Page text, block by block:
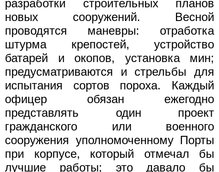
разработки строительных планов
новых сооружений. Весной
проводятся маневры: отработка
штурма крепостей, устройство
батарей и окопов, установка мин;
предусматриваются и стрельбы для
испытания сортов пороха. Каждый
офицер обязан ежегодно
представлять один проект
гражданского или военного
сооружения уполномоченному Порты
при корпусе, который отмечал бы
лучшие работы; это давало бы